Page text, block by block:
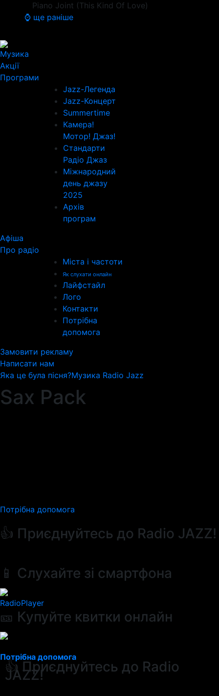
Piano Joint (This Kind Of Love)
⌚ ще раніше
Музика
Акції
Програми
Jazz-Легенда
Jazz-Концерт
Summertime
Камера!
Мотор! Джаз!
Стандарти
Радіо Джаз
Міжнародний
день джазу
2025
Архів
програм
Афіша
Про радіо
Міста і частоти
Як слухати онлайн
Лайфстайл
Лого
Контакти
Потрібна
допомога
Замовити рекламу
Написати нам
Яка це була пісня?Музика Radio Jazz
Sax Pack
Потрібна допомога
👍 Приєднуйтесь до Radio JAZZ!
📱 Слухайте зі смартфона
RadioPlayer
🎫 Купуйте квитки онлайн
Потрібна допомога
👍 Приєднуйтесь до Radio
JAZZ!